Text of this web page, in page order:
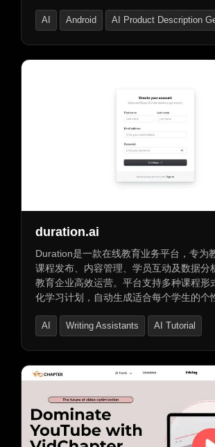
AI Android AI Product Description
duration.ai
Duration是一款在线教育业务平台，专为
课程发布、内容管理、学员互动及数据分
教育企业高效运营。平台支持多种课程形
化学习计划，自动生成适合每个学生的个
视频上传和添加文件材料，无需第三方工
AI Writing Assistants AI Tutorial